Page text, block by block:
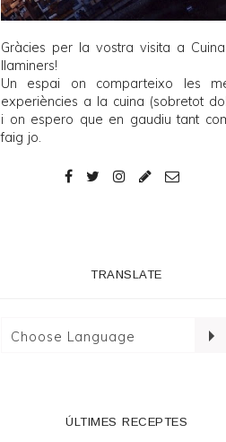
Gràcies per la vostra visita a
llaminers!
Un espai on comparteixo les
experiències a la cuina (sobretot
i on espero que en gaudiu tant
faig jo.
TRANSLATE
ÚLTIMES RECEPTES